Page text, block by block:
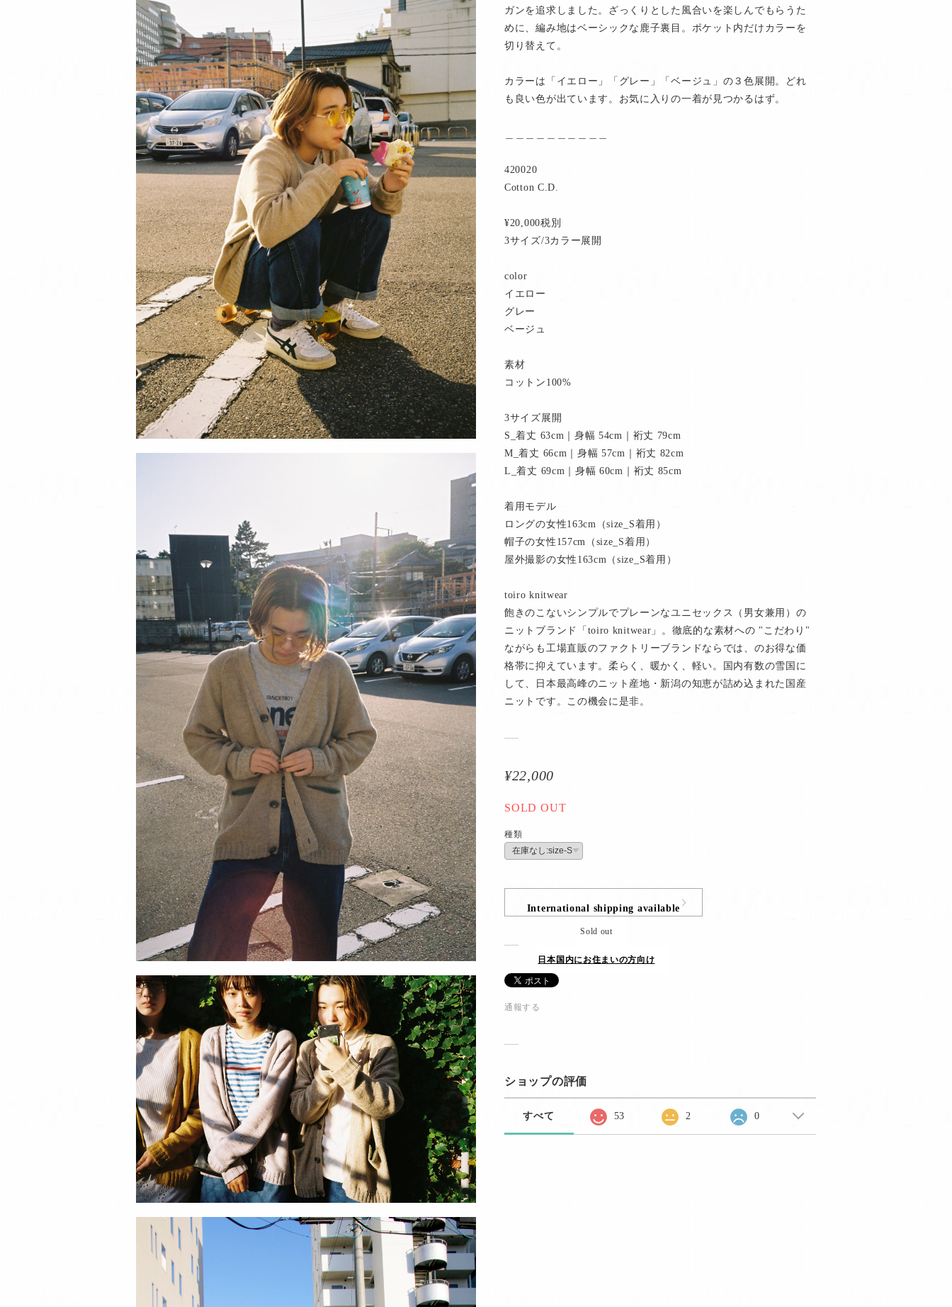
ガンを追求しました。ざっくりとした風合いを楽しんでもらうた
めに、編み地はベーシックな鹿子裏目。ポケット内だけカラーを
切り替えて。
カラーは「イエロー」「グレー」「ベージュ」の３色展開。どれ
も良い色が出ています。お気に入りの一着が見つかるはず。
420020
Cotton C.D.
¥20,000税別
3サイズ/3カラー展開
color
イエロー
グレー
ベージュ
素材
コットン100%
3サイズ展開
S_着丈 63cm｜身幅 54cm｜裄丈 79cm
M_着丈 66cm｜身幅 57cm｜裄丈 82cm
L_着丈 69cm｜身幅 60cm｜裄丈 85cm
着用モデル
ロングの女性163cm（size_S着用）
帽子の女性157cm（size_S着用）
屋外撮影の女性163cm（size_S着用）
toiro knitwear
飽きのこないシンプルでプレーンなユニセックス（男女兼用）の
ニットブランド「toiro knitwear」。徹底的な素材への "こだわり"
ながらも工場直販のファクトリーブランドならでは、のお得な価
格帯に抑えています。柔らく、暖かく、軽い。国内有数の雪国に
して、日本最高峰のニット産地・新潟の知恵が詰め込まれた国産
ニットです。この機会に是非。
¥22,000
SOLD OUT
種類
International shipping available
Sold out
日本国内にお住まいの方向け
通報する
ショップの評価
すべて 53 2 0